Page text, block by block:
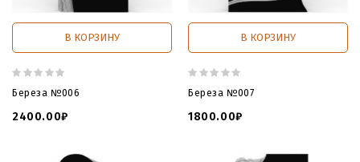
В КОРЗИНУ
Береза №006
2400.00₽
В КОРЗИНУ
Береза №007
1800.00₽